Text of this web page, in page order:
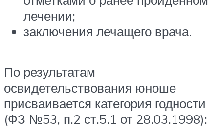
лечении;
заключения лечащего врача.
По результатам
освидетельствования юноше
присваивается категория годности
(ФЗ №53, п.2 ст.5.1 от 28.03.1998):